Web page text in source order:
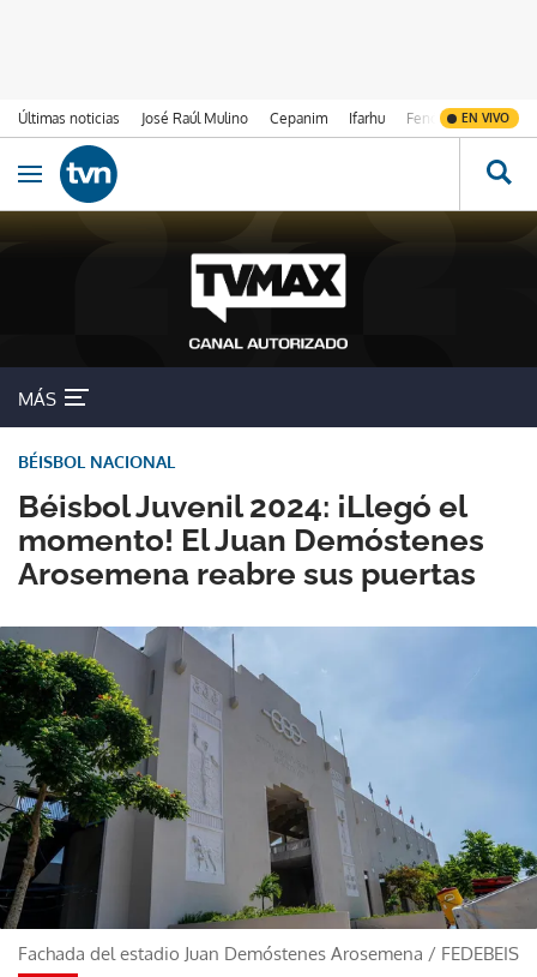
Últimas noticias José Raúl Mulino Cepanim Ifarhu Fenómeno de El
EN VIVO
Ir al contenido
Obrir navegació
MÁS
Béisbol Juvenil 2024: ¡Llegó el
momento! El Juan Demóstenes
Arosemena reabre sus puertas
BÉISBOL NACIONAL
Fachada del estadio Juan Demóstenes Arosemena / FEDEBEIS